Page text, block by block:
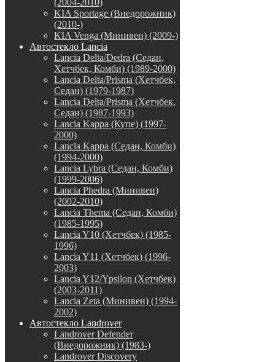
KIA Sportage (Внедорожник)
(2010-)
KIA Venga (Минивен) (2009-)
Автостекло Lancia
Lancia Delta/Dedra (Седан,
Хетчбек, Комби) (1989-2000)
Lancia Delta/Prisma (Хетчбек,
Седан) (1979-1987)
Lancia Delta/Prisma (Хетчбек,
Седан) (1987-1993)
Lancia Kappa (Купе) (1997-
2000)
Lancia Kappa (Седан, Комби)
(1994-2000)
Lancia Lybra (Седан, Комби)
(1999-2006)
Lancia Phedra (Минивен)
(2002-2010)
Lancia Thema (Седан, Комби)
(1985-1995)
Lancia Y10 (Хетчбек) (1985-
1996)
Lancia Y11 (Хетчбек) (1996-
2003)
Lancia Y12/Ypsilon (Хетчбек)
(2003-2011)
Lancia Zeta (Минивен) (1994-
2002)
Автостекло Landrover
Landrover Defender
(Внедорожник) (1983-)
Landrover Discovery